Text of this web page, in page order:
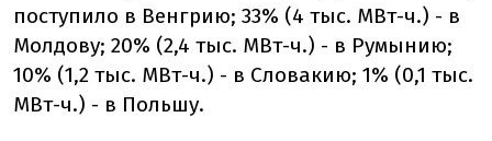
поступило в Венгрию; 33% (4 тыс. МВт-ч.) - в
Молдову; 20% (2,4 тыс. МВт-ч.) - в Румынию;
10% (1,2 тыс. МВт-ч.) - в Словакию; 1% (0,1 тыс.
МВт-ч.) - в Польшу.